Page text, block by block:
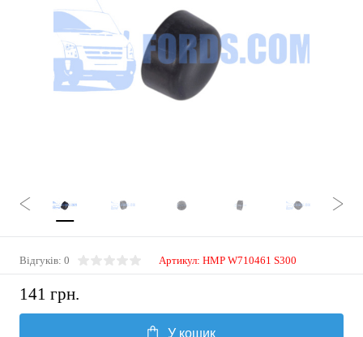
Відгуків: 0 Артикул: HMP W710461 S300
141 грн.
У кошик